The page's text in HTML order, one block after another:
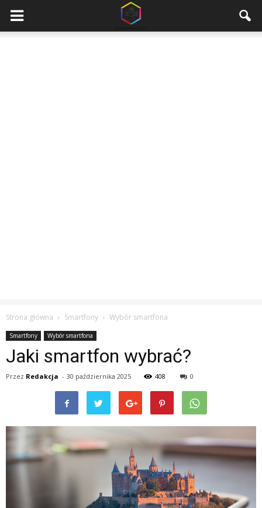
Strona główna Smartfony Wybór smartfona
Smartfony Wybór smartfona
Jaki smartfon wybrać?
Przez Redakcja - 30 października 2025 408 0